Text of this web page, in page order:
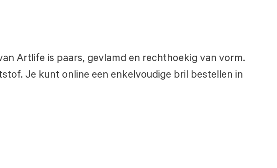
Artlife is paars, gevlamd en rechthoekig van vorm.
Je kunt online een enkelvoudige bril bestellen in